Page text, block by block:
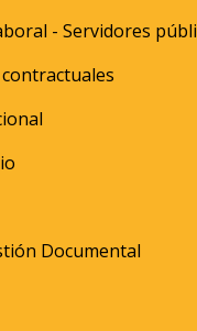
- Servidores
Documental